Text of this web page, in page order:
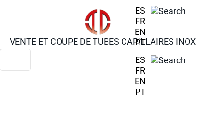
ES
FR
EN
PT
VENTE ET COUPE DE TUBES CAPILLAIRES INOX
ES
FR
EN
PT